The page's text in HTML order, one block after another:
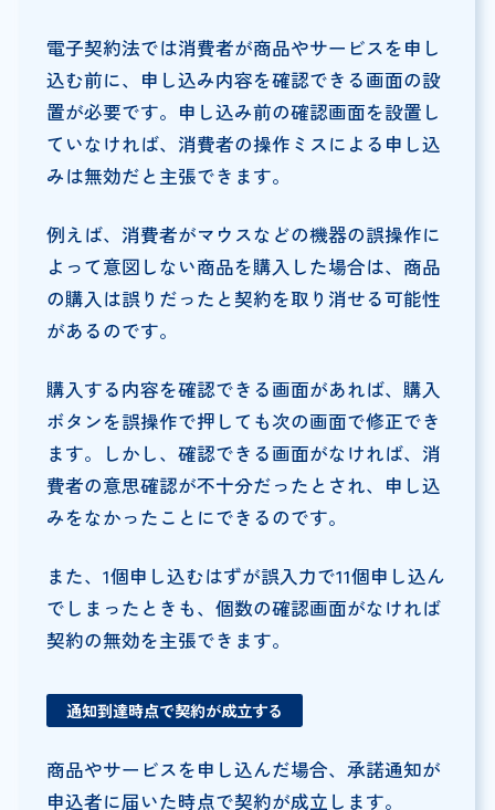
電子契約法では消費者が商品やサービスを申し
込む前に、申し込み内容を確認できる画面の設
置が必要です。申し込み前の確認画面を設置し
ていなければ、消費者の操作ミスによる申し込
みは無効だと主張できます。
例えば、消費者がマウスなどの機器の誤操作に
よって意図しない商品を購入した場合は、商品
の購入は誤りだったと契約を取り消せる可能性
があるのです。
購入する内容を確認できる画面があれば、購入
ボタンを誤操作で押しても次の画面で修正でき
ます。しかし、確認できる画面がなければ、消
費者の意思確認が不十分だったとされ、申し込
みをなかったことにできるのです。
また、1個申し込むはずが誤入力で11個申し込ん
でしまったときも、個数の確認画面がなければ
契約の無効を主張できます。
通知到達時点で契約が成立する
商品やサービスを申し込んだ場合、承諾通知が
申込者に届いた時点で契約が成立します。